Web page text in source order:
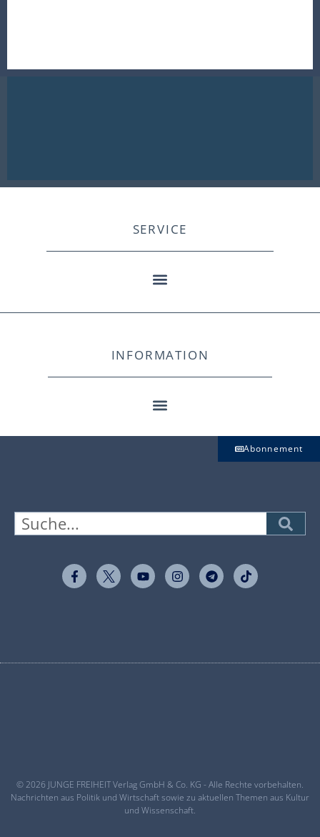
SERVICE
INFORMATION
Abonnement
© 2026 JUNGE FREIHEIT Verlag GmbH & Co. KG - Alle Rechte vorbehalten.
Nachrichten aus Politik und Wirtschaft sowie zu aktuellen Themen aus Kultur
und Wissenschaft.